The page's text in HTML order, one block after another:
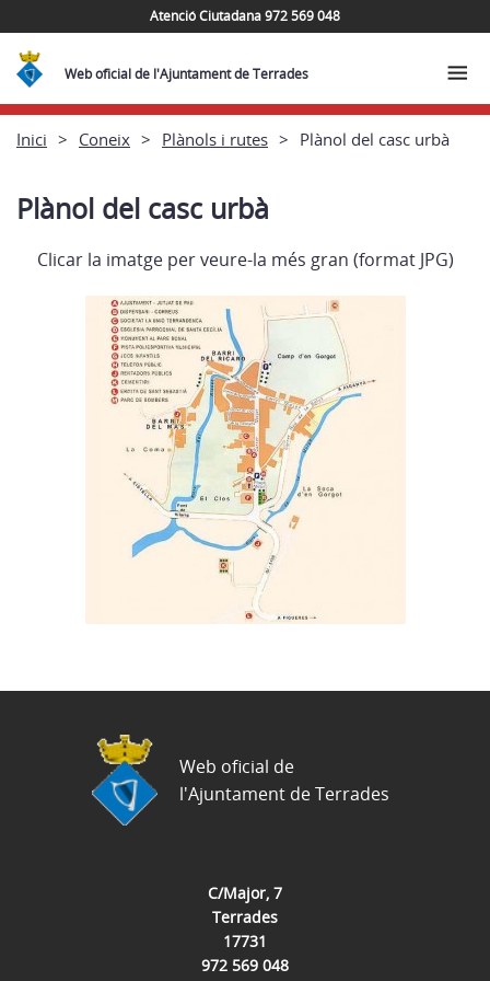
Atenció Ciutadana 972 569 048
Web oficial de l'Ajuntament de Terrades
Inici Coneix Plànols i rutes Plànol del casc urbà
Plànol del casc urbà
Clicar la imatge per veure-la més gran (format JPG)
C/Major, 7
Terrades
17731
972 569 048
Web oficial de
l'Ajuntament de Terrades